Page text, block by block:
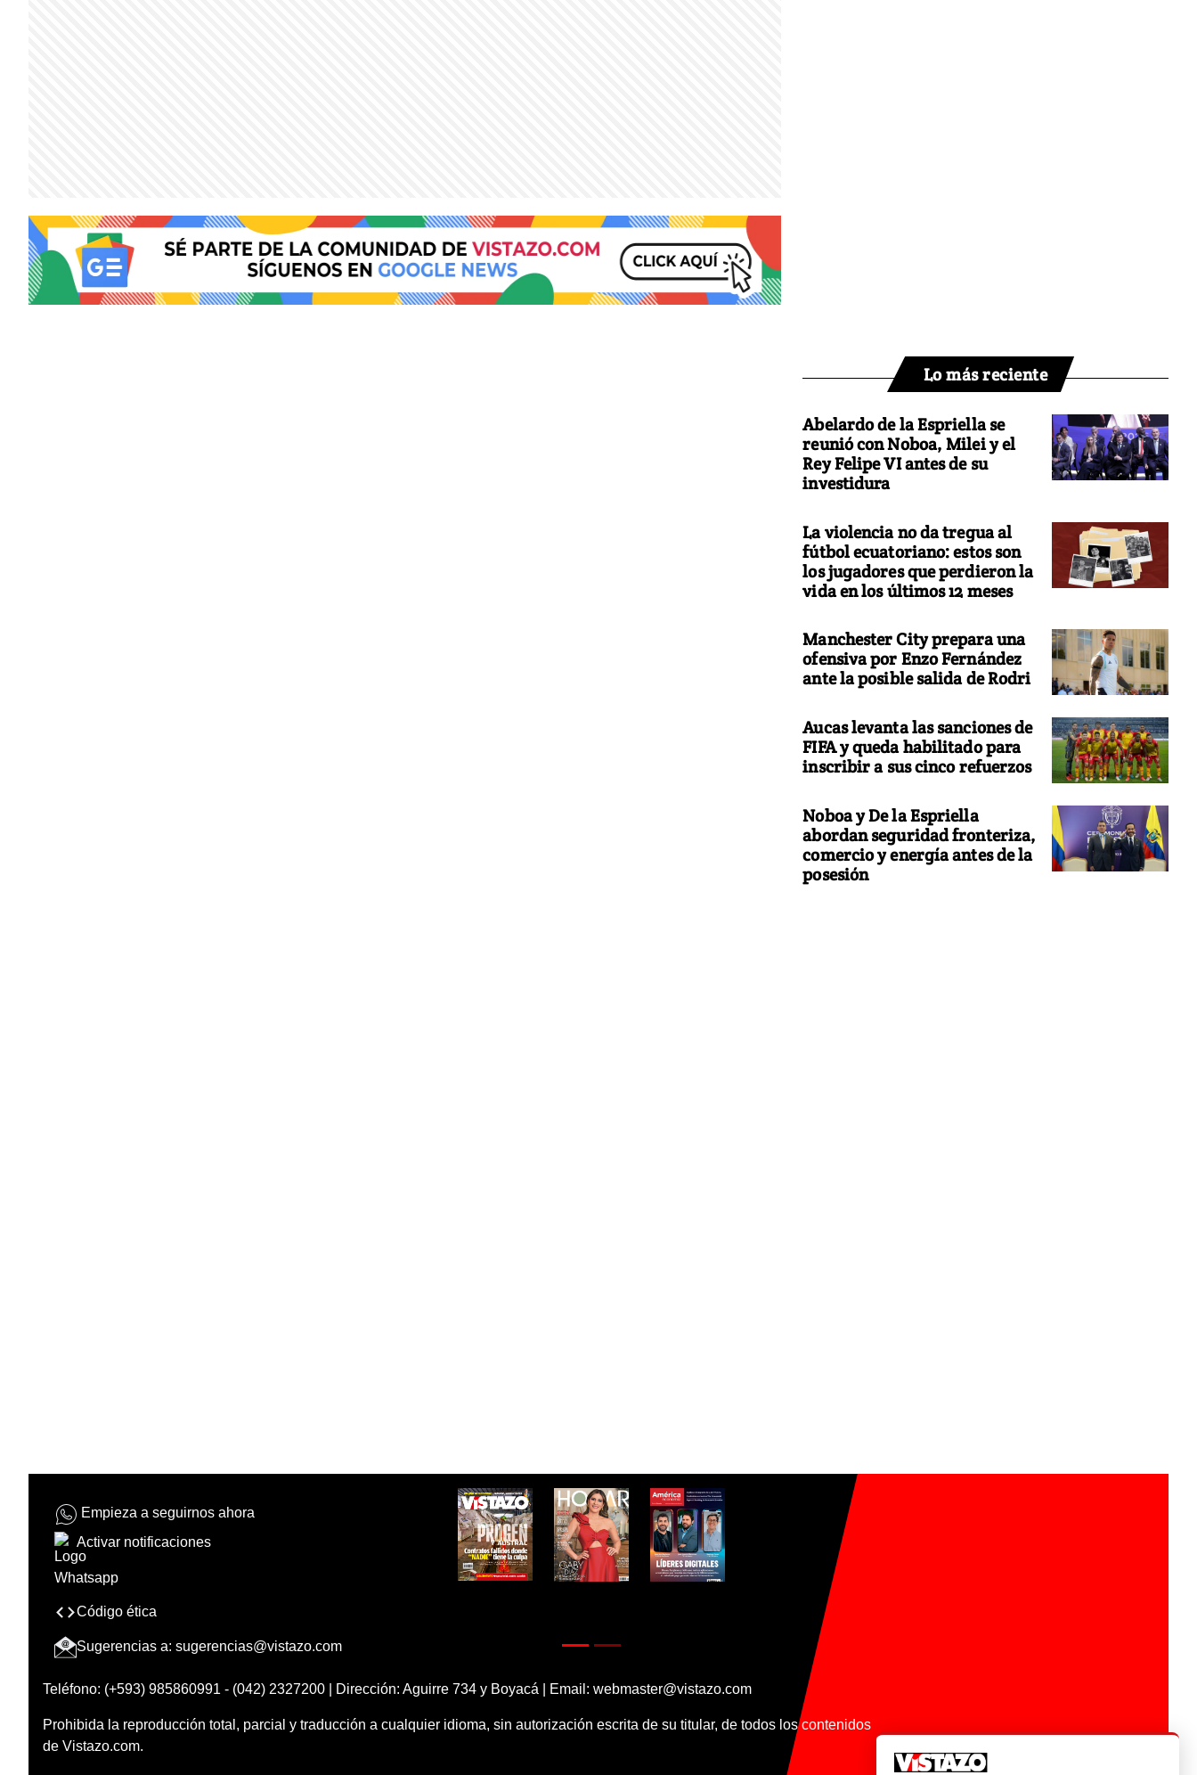
Lo más reciente
Abelardo de la Espriella se
reunió con Noboa, Milei y el
Rey Felipe VI antes de su
investidura
La violencia no da tregua al
fútbol ecuatoriano: estos son
los jugadores que perdieron la
vida en los últimos 12 meses
Manchester City prepara una
ofensiva por Enzo Fernández
ante la posible salida de Rodri
Aucas levanta las sanciones de
FIFA y queda habilitado para
inscribir a sus cinco refuerzos
Noboa y De la Espriella
abordan seguridad fronteriza,
comercio y energía antes de la
posesión
Empieza a seguirnos ahora
Activar notificaciones
Código ética
Sugerencias a: sugerencias@vistazo.com
Teléfono: (+593) 985860991 - (042) 2327200 | Dirección: Aguirre 734 y Boyacá | Email: webmaster@vistazo.com
Prohibida la reproducción total, parcial y traducción a cualquier idioma, sin autorización escrita de su titular, de todos los contenidos
de Vistazo.com.